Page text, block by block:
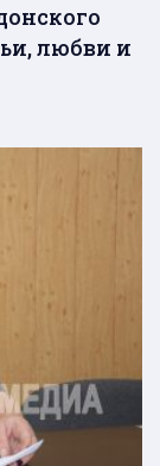
любви и